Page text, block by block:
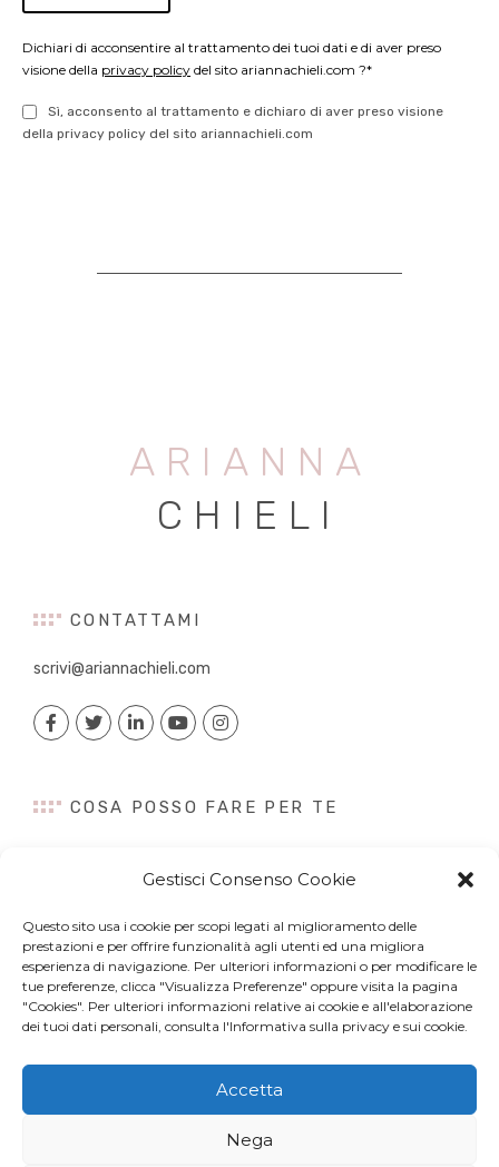
Gestisci Consenso Cookie
Questo sito usa i cookie per scopi legati al miglioramento delle
prestazioni e per offrire funzionalità agli utenti ed una migliora
esperienza di navigazione. Per ulteriori informazioni o per modificare le
tue preferenze, clicca "Visualizza Preferenze" oppure visita la pagina
"Cookies". Per ulteriori informazioni relative ai cookie e all'elaborazione
dei tuoi dati personali, consulta l'Informativa sulla privacy e sui cookie.
Accetta
Nega
Dichiari di acconsentire al trattamento dei tuoi dati e di aver preso
visione della privacy policy del sito ariannachieli.com ?*
Sì, acconsento al trattamento e dichiaro di aver preso visione
della privacy policy del sito ariannachieli.com
ARIANNA
CHIELI
CONTATTAMI
scrivi@ariannachieli.com
COSA POSSO FARE PER TE
Content Creation
Digital PR
Influencer Marketing
Newsletter
© Copyright 2022 Arianna Chieli. All right reserved. P.IVA